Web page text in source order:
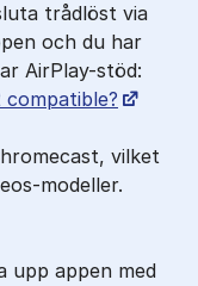
trådlöst via
och du har
AirPlay-stöd:
compatible?
vilket
modeller.
upp appen med